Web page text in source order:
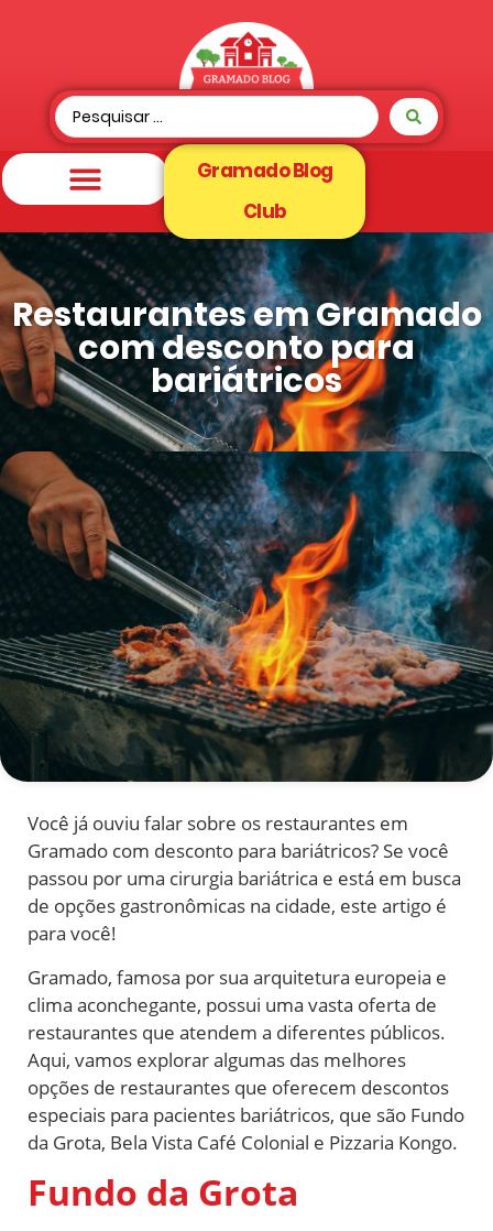
Gramado Blog
Club
Restaurantes em Gramado
com desconto para
bariátricos
Você já ouviu falar sobre os restaurantes em
Gramado com desconto para bariátricos? Se você
passou por uma cirurgia bariátrica e está em busca
de opções gastronômicas na cidade, este artigo é
para você!
Gramado, famosa por sua arquitetura europeia e
clima aconchegante, possui uma vasta oferta de
restaurantes que atendem a diferentes públicos.
Aqui, vamos explorar algumas das melhores
opções de restaurantes que oferecem descontos
especiais para pacientes bariátricos, que são Fundo
da Grota, Bela Vista Café Colonial e Pizzaria Kongo.
Fundo da Grota